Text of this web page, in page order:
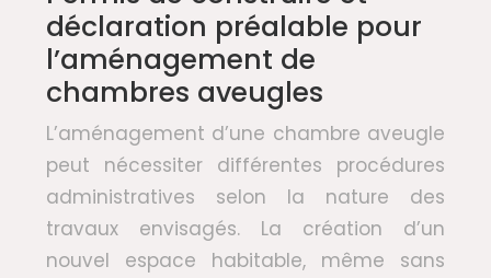
déclaration préalable pour
l’aménagement de
chambres aveugles
L’aménagement d’une chambre aveugle
peut nécessiter différentes procédures
administratives selon la nature des
travaux envisagés. La création d’un
nouvel espace habitable, même sans